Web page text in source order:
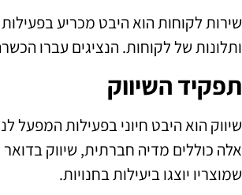
שירות לקוחות הוא היבט מכריע
ותלונות של לקוחות. הנציגים עברו
תפקיד השיווק
שיווק הוא היבט חיוני בפעילות המפעל
אלה כוללים מדיה חברתית, שיווק
שמוצריו יוצגו ביעילות בחנויות.